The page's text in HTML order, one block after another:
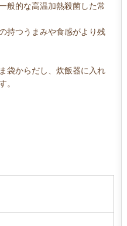
般的な高温加熱殺菌した常
持つうまみや食感がより残
袋からだし、炊飯器に入れ
。